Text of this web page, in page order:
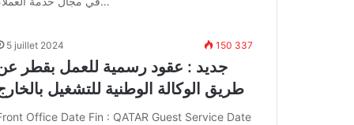
5 juillet 2024 150 337
جديد : عقود رسمية للعمل بقطر
طريق الوكالة الوطنية للتشغيل
Office Date Fin : QATAR Guest Service Date